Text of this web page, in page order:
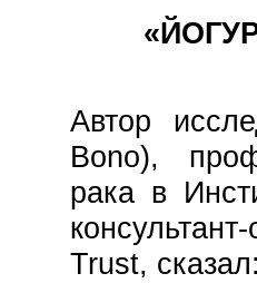
Автор
Bono),
рака в
Trust,